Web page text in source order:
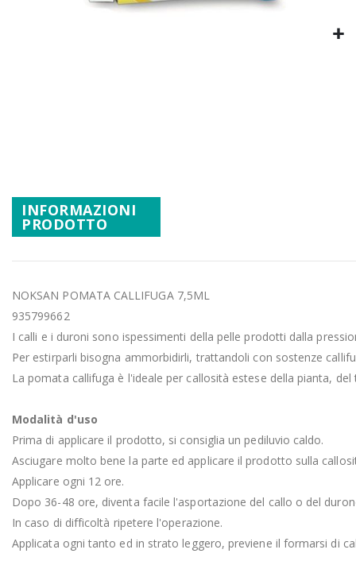
Promozioni
INFORMAZIONI
PRODOTTO
NOKSAN POMATA CALLIFUGA 7,5ML
935799662
I calli e i duroni sono ispessimenti della pelle prodotti dalla
Per estirparli bisogna ammorbidirli, trattandoli con sostenze
La pomata callifuga è l'ideale per callosità estese della pianta,
Modalità d'uso
Prima di applicare il prodotto, si consiglia un pediluvio caldo.
Asciugare molto bene la parte ed applicare il prodotto sulla
Applicare ogni 12 ore.
Dopo 36-48 ore, diventa facile l'asportazione del callo o del
In caso di difficoltà ripetere l'operazione.
Applicata ogni tanto ed in strato leggero, previene il formarsi di